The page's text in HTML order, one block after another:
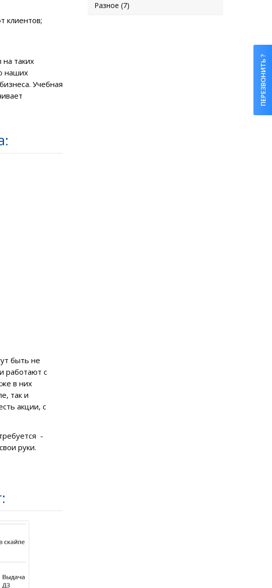
клиентов;
таких
наших
Учебная
быть не
работают с
в них
так и
акции, с
-
руки.
Разное (7)
ПЕРЕЗВОНИТЬ ?